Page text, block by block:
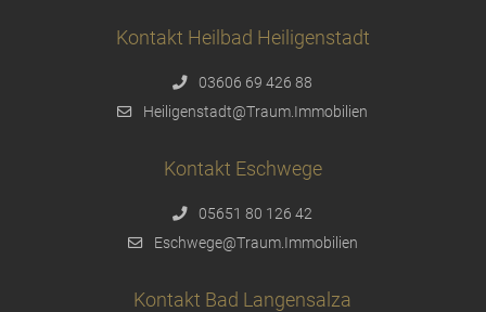
Kontakt Heilbad Heiligenstadt
03606 69 426 88
Heiligenstadt@Traum.Immobilien
Kontakt Eschwege
05651 80 126 42
Eschwege@Traum.Immobilien
Kontakt Bad Langensalza